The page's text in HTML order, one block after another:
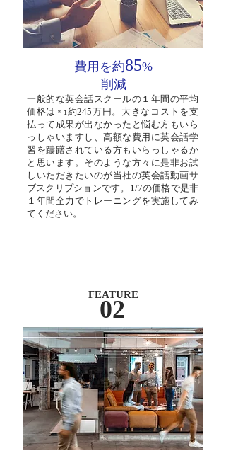
費用を約85%
削減
一般的な英会話スクールの１年間の平均
価格は ＊1約245万円。大きなコストを支
払って成果が出なかったと悩む方もいら
っしゃいますし、高額な費用に英会話学
習を躊躇されている方もいらっしゃるか
と思います。そのような方々に是非お試
しいただきたいのが当社の英会話動画サ
ブスクリプションです。1/7の価格で是非
１年間全力でトレーニングを実施してみ
てください。
02
FEATURE